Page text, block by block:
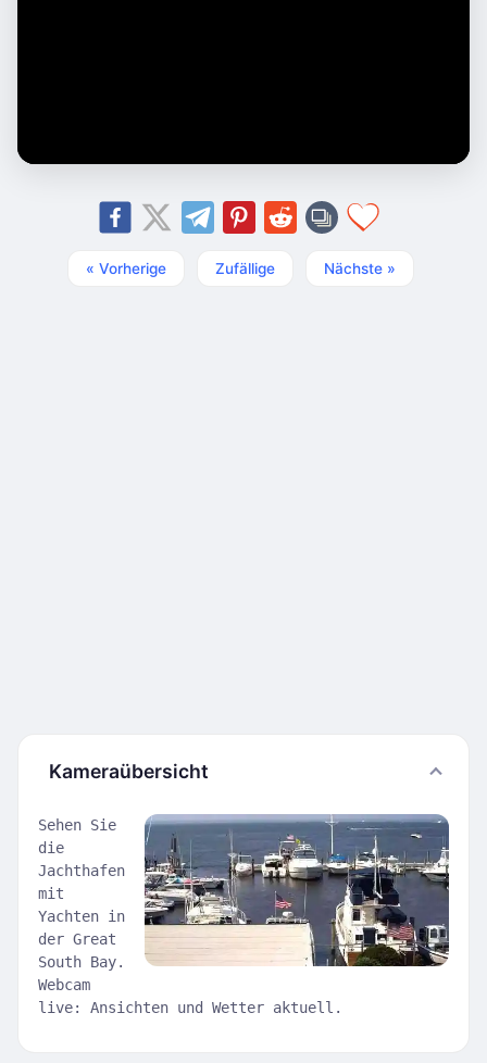
« Vorherige Zufällige Nächste »
Kameraübersicht
Sehen Sie
die
Jachthafen
mit
Yachten in
der Great
South Bay.
Webcam
live: Ansichten und Wetter aktuell.